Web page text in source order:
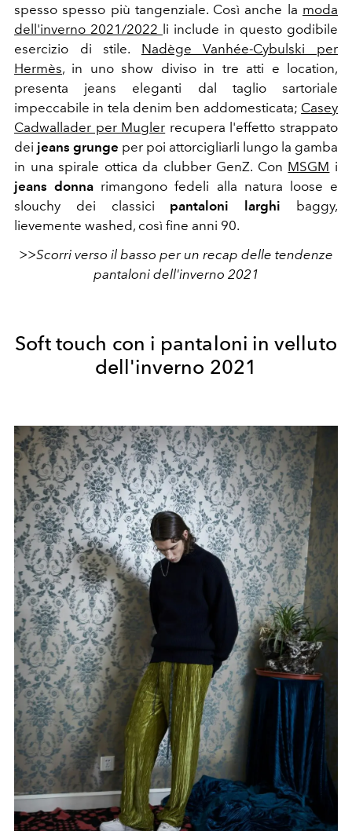
spesso spesso più tangenziale. Così anche la moda
dell'inverno 2021/2022 li include in questo godibile
esercizio di stile. Nadège Vanhée-Cybulski per
Hermès, in uno show diviso in tre atti e location,
presenta jeans eleganti dal taglio sartoriale
impeccabile in tela denim ben addomesticata; Casey
Cadwallader per Mugler recupera l'effetto strappato
dei jeans grunge per poi attorcigliarli lungo la gamba
in una spirale ottica da clubber GenZ. Con MSGM i
jeans donna rimangono fedeli alla natura loose e
slouchy dei classici pantaloni larghi baggy,
lievemente washed, così fine anni 90.
>>Scorri verso il basso per un recap delle tendenze
pantaloni dell'inverno 2021
Soft touch con i pantaloni in velluto
dell'inverno 2021